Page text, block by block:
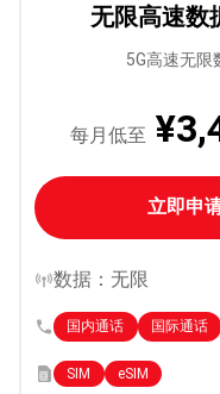
无限高速数
5G高速无限
每月低至
立即申
数据：无限
国内通话 国际通话
SIM eSIM